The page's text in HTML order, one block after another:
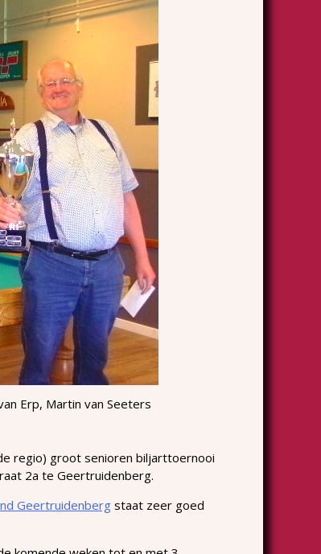
Erp, Martin van Seeters
regio) groot senioren biljarttoernooi
2a te Geertruidenberg.
Geertruidenbergstaat zeer goed